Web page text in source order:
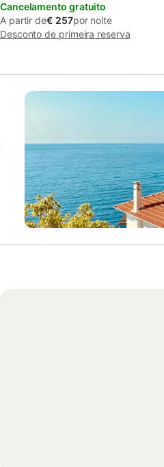
Cancelamento gratuito
A partir de€ 257por noite
Desconto de primeira reserva